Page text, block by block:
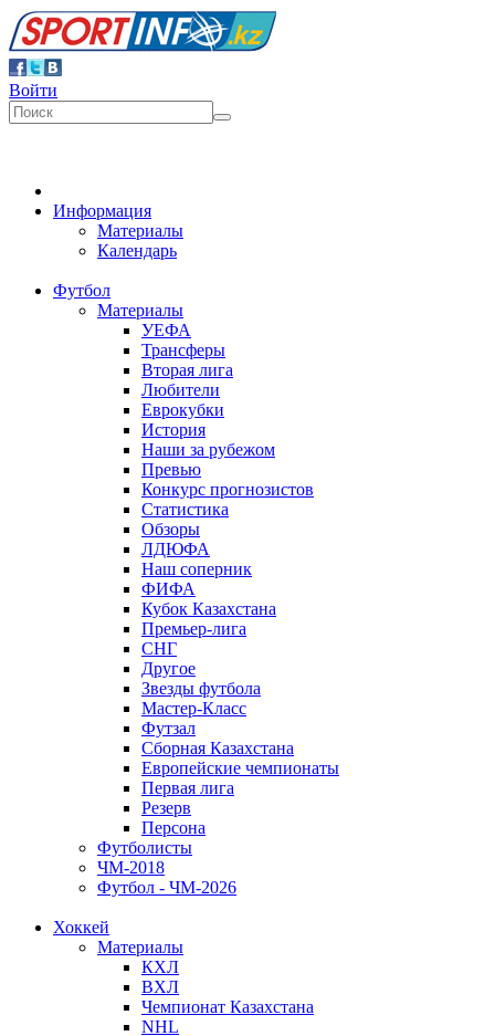
Войти
Информация
Материалы
Календарь
Футбол
Материалы
УЕФА
Трансферы
Вторая лига
Любители
Еврокубки
История
Наши за рубежом
Превью
Конкурс прогнозистов
Статистика
Обзоры
ЛДЮФА
Наш соперник
ФИФА
Кубок Казахстана
Премьер-лига
СНГ
Другое
Звезды футбола
Мастер-Класс
Футзал
Сборная Казахстана
Европейские чемпионаты
Первая лига
Резерв
Персона
Футболисты
ЧМ-2018
Футбол - ЧМ-2026
Хоккей
Материалы
КХЛ
ВХЛ
Чемпионат Казахстана
NHL